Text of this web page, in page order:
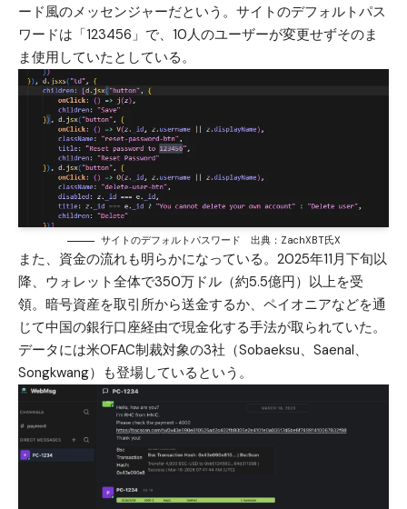
ード風のメッセンジャーだという。サイトのデフォルトパス
ワードは「123456」で、10人のユーザーが変更せずそのま
ま使用していたとしている。
サイトのデフォルトパスワード 出典：ZachXBT氏X
また、資金の流れも明らかになっている。2025年11月下旬以
降、ウォレット全体で350万ドル（約5.5億円）以上を受
領。暗号資産を取引所から送金するか、ペイオニアなどを通
じて中国の銀行口座経由で現金化する手法が取られていた。
データには米OFAC制裁対象の3社（Sobaeksu、Saenal、
Songkwang）も登場しているという。